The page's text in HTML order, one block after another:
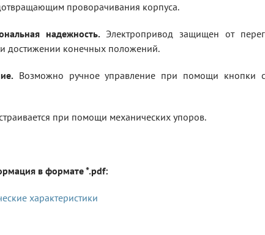
проворачивания корпуса.
надежность.Электропривод защищен от
достижении конечных положений.
Возможно ручное управление при помощи кнопки с
при помощи механических упоров.
в формате *.pdf:
характеристики